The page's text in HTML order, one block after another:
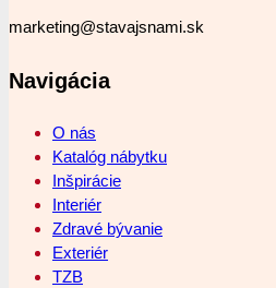
marketing@stavajsnami.sk
Navigácia
O nás
Katalóg nábytku
Inšpirácie
Interiér
Zdravé bývanie
Exteriér
TZB